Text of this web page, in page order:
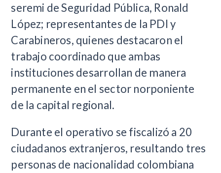
seremi de Seguridad Pública, Ronald
López; representantes de la PDI y
Carabineros, quienes destacaron el
trabajo coordinado que ambas
instituciones desarrollan de manera
permanente en el sector norponiente
de la capital regional.
Durante el operativo se fiscalizó a 20
ciudadanos extranjeros, resultando tres
personas de nacionalidad colombiana